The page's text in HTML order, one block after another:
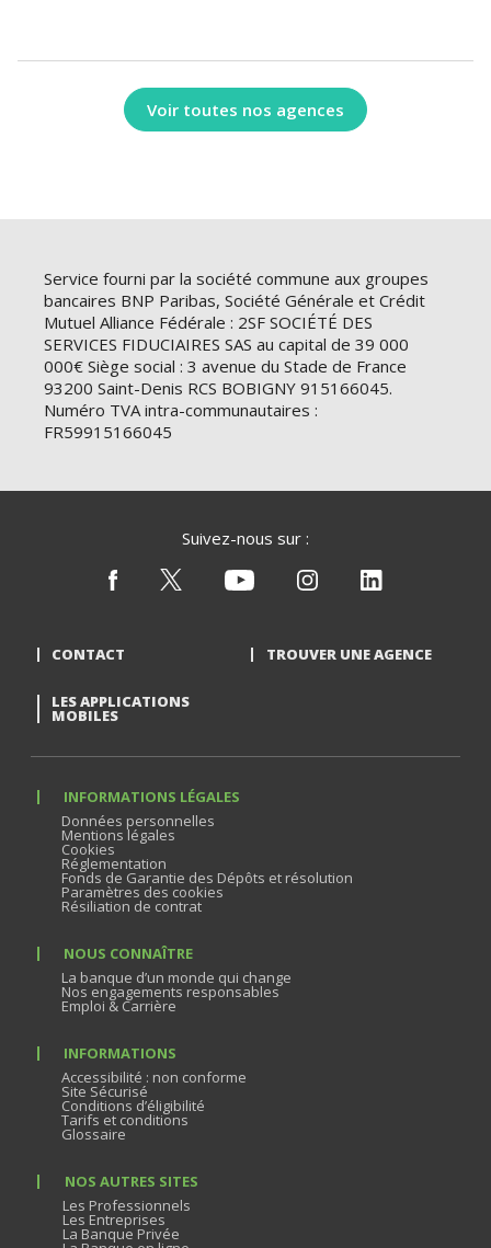
Voir toutes nos agences
Service fourni par la société commune aux groupes
bancaires BNP Paribas, Société Générale et Crédit
Mutuel Alliance Fédérale : 2SF SOCIÉTÉ DES
SERVICES FIDUCIAIRES SAS au capital de 39 000
000€ Siège social : 3 avenue du Stade de France
93200 Saint-Denis RCS BOBIGNY 915166045.
Numéro TVA intra-communautaires :
FR59915166045
Suivez-nous sur :
CONTACT TROUVER UNE AGENCE
LES APPLICATIONS
MOBILES
INFORMATIONS LÉGALES
Données personnelles
Mentions légales
Cookies
Réglementation
Fonds de Garantie des Dépôts et résolution
Paramètres des cookies
Résiliation de contrat
NOUS CONNAÎTRE
La banque d’un monde qui change
Nos engagements responsables
Emploi & Carrière
INFORMATIONS
Accessibilité : non conforme
Site Sécurisé
Conditions d’éligibilité
Tarifs et conditions
Glossaire
NOS AUTRES SITES
Les Professionnels
Les Entreprises
La Banque Privée